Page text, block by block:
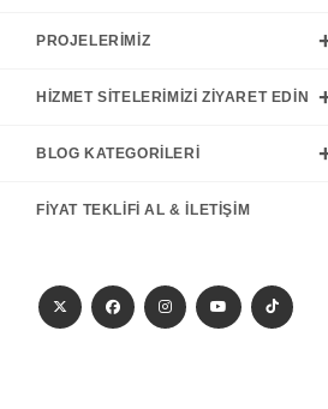
PROJELERIMIZ
HIZMET SITELERIMIZI ZIYARET EDIN
BLOG KATEGORILERI
FIYAT TEKLIFI AL & İLETIŞIM